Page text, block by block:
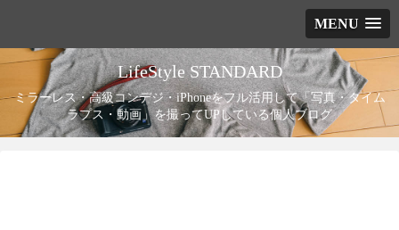
MENU
LifeStyle STANDARD
ミラーレス・高級コンデジ・iPhoneをフル活用して「写真・タイム
ラプス・動画」を撮ってUPしている個人ブログ